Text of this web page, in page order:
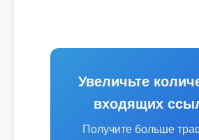
Увеличьте
входящих
Получите больше